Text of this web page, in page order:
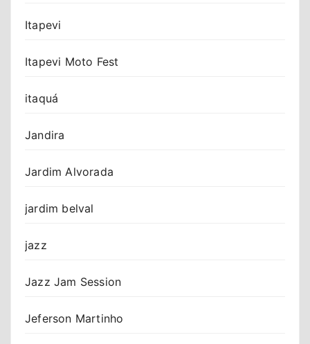
Itapevi
Itapevi Moto Fest
itaquá
Jandira
Jardim Alvorada
jardim belval
jazz
Jazz Jam Session
Jeferson Martinho